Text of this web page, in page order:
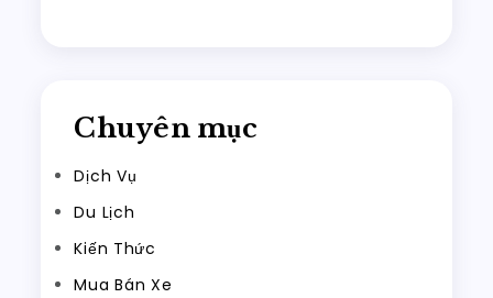
Chuyên mục
Dịch Vụ
Du Lịch
Kiến Thức
Mua Bán Xe